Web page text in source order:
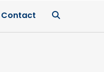
Contact